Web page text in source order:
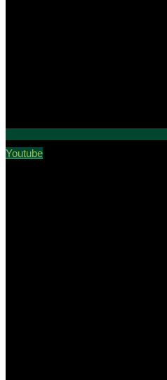
Youtube